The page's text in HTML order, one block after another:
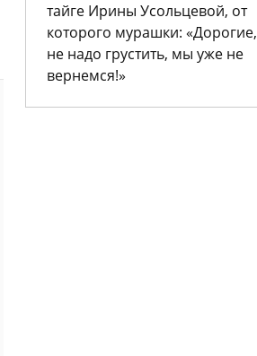
тайге Ирины Усольцевой, от
которого мурашки: «Дорогие,
не надо грустить, мы уже не
вернемся!»